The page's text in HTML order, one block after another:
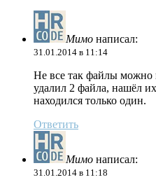
Мимо написал:
31.01.2014 в 11:14
Не все так файлы можно
удалил 2 файла, нашёл
находился только один.
Ответить
Мимо написал:
31.01.2014 в 11:18